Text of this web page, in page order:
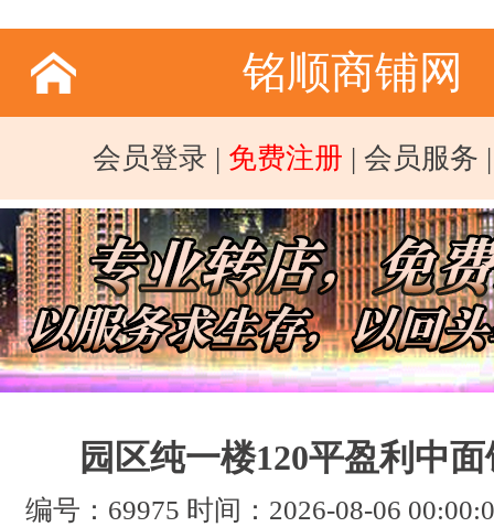
铭顺商铺网
会员登录 | 免费注册 | 会员服务
园区纯一楼120平盈利中
编号：69975 时间：2026-08-06